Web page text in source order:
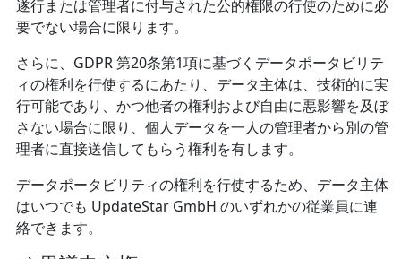
遂行または管理者に付与された公的権限の行使のために必
要でない場合に限ります。
さらに、GDPR 第20条第1項に基づくデータポータビリテ
ィの権利を行使するにあたり、データ主体は、技術的に実
行可能であり、かつ他者の権利および自由に悪影響を及ぼ
さない場合に限り、個人データを一人の管理者から別の管
理者に直接送信してもらう権利を有します。
データポータビリティの権利を行使するため、データ主体
はいつでも UpdateStar GmbH のいずれかの従業員に連
絡できます。